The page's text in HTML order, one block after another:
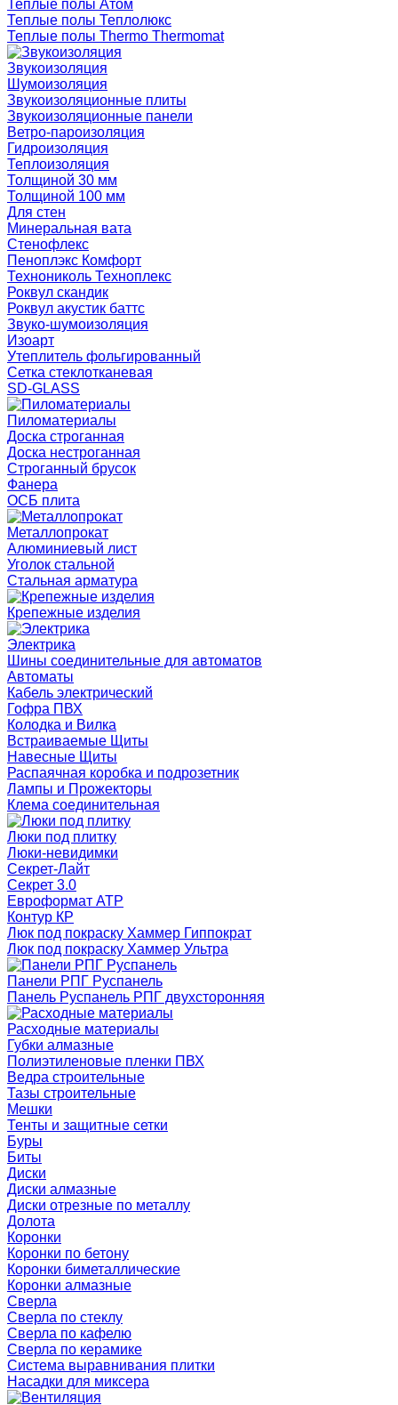
Теплые полы Атом
Теплые полы Теплолюкс
Теплые полы Thermo Thermomat
Звукоизоляция
Шумоизоляция
Звукоизоляционные плиты
Звукоизоляционные панели
Ветро-пароизоляция
Гидроизоляция
Теплоизоляция
Толщиной 30 мм
Толщиной 100 мм
Для стен
Минеральная вата
Стенофлекс
Пеноплэкс Комфорт
Технониколь Техноплекс
Роквул скандик
Роквул акустик баттс
Звуко-шумоизоляция
Изоарт
Утеплитель фольгированный
Сетка стеклотканевая
SD-GLASS
Пиломатериалы
Доска строганная
Доска нестроганная
Строганный брусок
Фанера
ОСБ плита
Металлопрокат
Алюминиевый лист
Уголок стальной
Стальная арматура
Крепежные изделия
Электрика
Шины соединительные для автоматов
Автоматы
Кабель электрический
Гофра ПВХ
Колодка и Вилка
Встраиваемые Щиты
Навесные Щиты
Распаячная коробка и подрозетник
Лампы и Прожекторы
Клема соединительная
Люки под плитку
Люки-невидимки
Секрет-Лайт
Секрет 3.0
Евроформат АТР
Контур КР
Люк под покраску Хаммер Гиппократ
Люк под покраску Хаммер Ультра
Панели РПГ Руспанель
Панель Руспанель РПГ двухсторонняя
Расходные материалы
Губки алмазные
Полиэтиленовые пленки ПВХ
Ведра строительные
Тазы строительные
Мешки
Тенты и защитные сетки
Буры
Биты
Диски
Диски алмазные
Диски отрезные по металлу
Долота
Коронки
Коронки по бетону
Коронки биметаллические
Коронки алмазные
Сверла
Сверла по стеклу
Сверла по кафелю
Сверла по керамике
Система выравнивания плитки
Насадки для миксера